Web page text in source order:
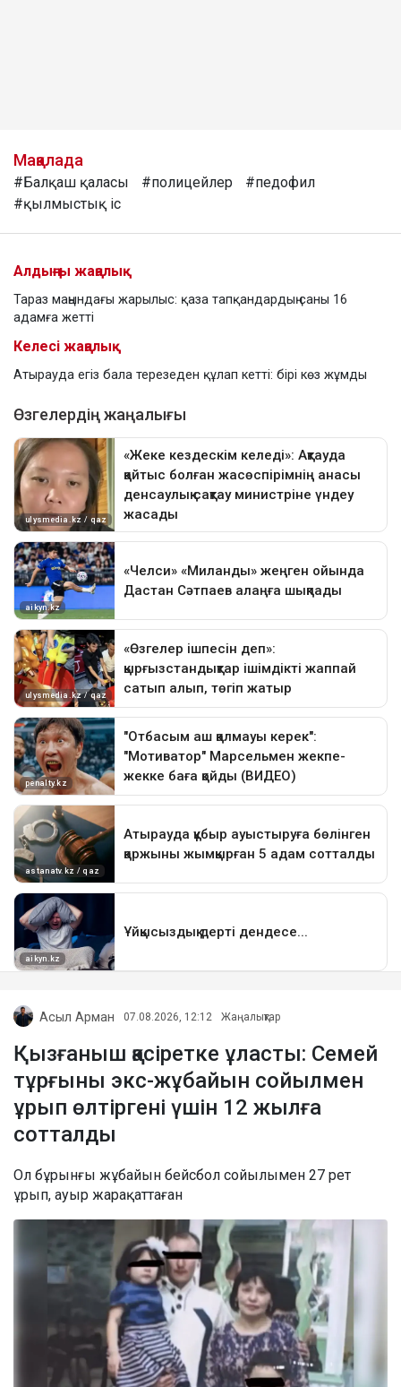
Мақалада
#Балқаш қаласы #полицейлер
#педофил
#қылмыстық іс
Алдыңғы жаңалық
Тараз маңындағы жарылыс: қаза тапқандардың саны 16
адамға жетті
Келесі жаңалық
Атырауда егіз бала терезеден құлап кетті: бірі көз жұмды
Асыл Арман 07.08.2026, 12:12 Жаңалықтар
Қызғаныш қасіретке ұласты: Семей
тұрғыны экс-жұбайын сойылмен
ұрып өлтіргені үшін 12 жылға
сотталды
Ол бұрынғы жұбайын бейсбол сойылымен 27 рет
ұрып, ауыр жарақаттаған